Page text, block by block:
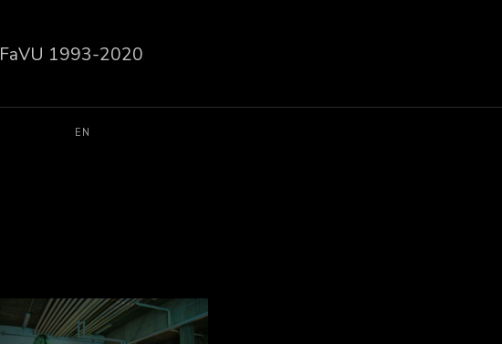
FaVU 1993-2020
EN